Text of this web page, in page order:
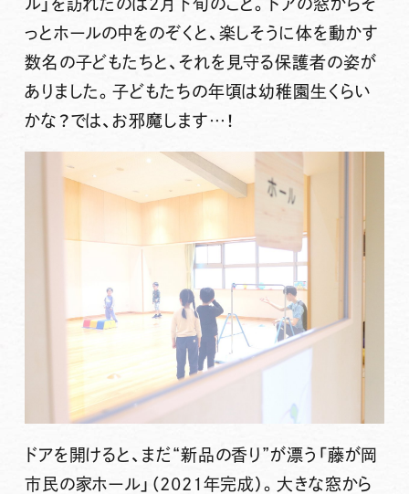
ル」を訪れたのは2月下旬のこと。ドアの窓からそ
っとホールの中をのぞくと、楽しそうに体を動かす
数名の子どもたちと、それを見守る保護者の姿が
ありました。子どもたちの年頃は幼稚園生くらい
かな？では、お邪魔します…！
ドアを開けると、まだ“新品の香り”が漂う「藤が岡
市民の家ホール」（2021年完成）。大きな窓から